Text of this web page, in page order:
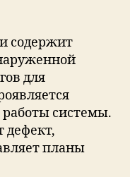
содержит
для
работы системы.
дефект,
планы